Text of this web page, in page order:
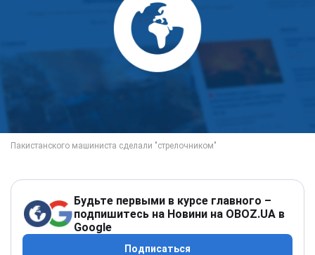
Будьте первыми в курсе главного –
подпишитесь на Новини на OBOZ.UA в
Google
Подписаться